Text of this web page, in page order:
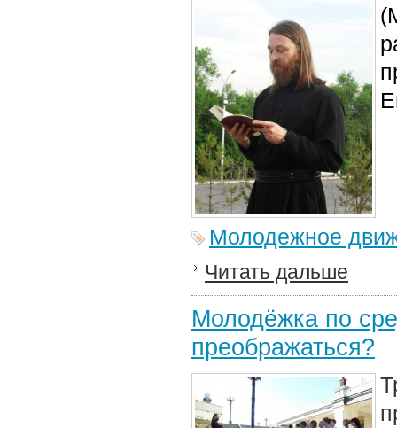
Молодежное
Читать дальше
Молодёжка по
преображаться?